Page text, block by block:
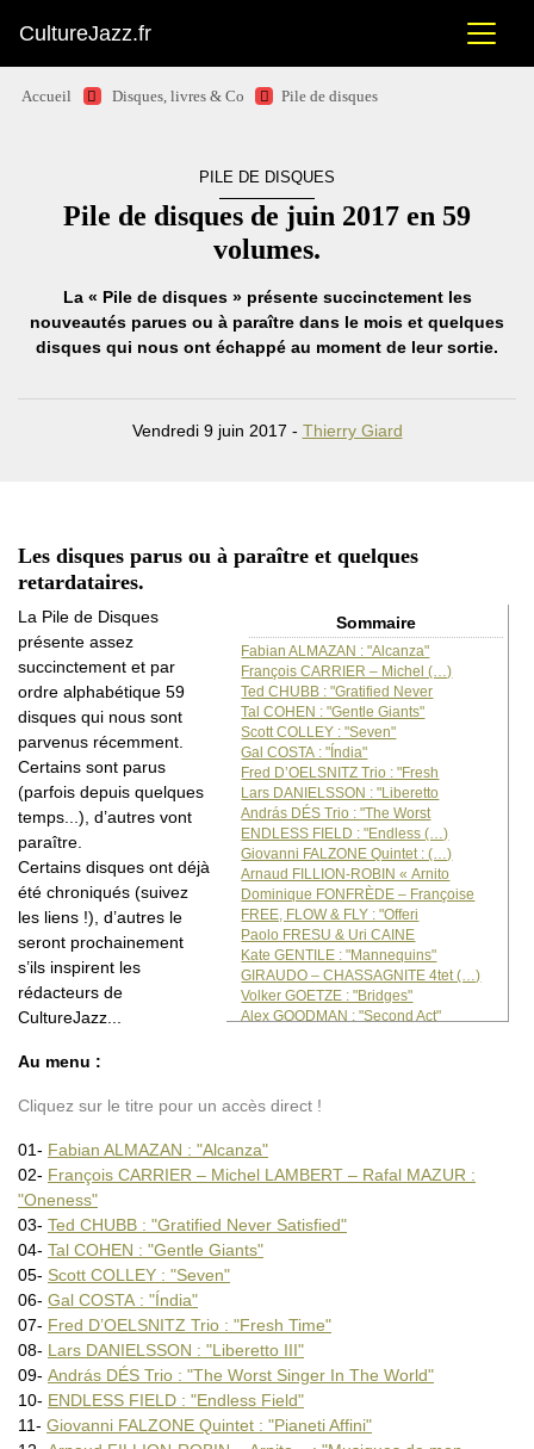
CultureJazz.fr
Accueil Disques, livres & Co Pile de disques
PILE DE DISQUES
Pile de disques de juin 2017 en 59
volumes.
La « Pile de disques » présente succinctement les
nouveautés parues ou à paraître dans le mois et quelques
disques qui nous ont échappé au moment de leur sortie.
Vendredi 9 juin 2017 - Thierry Giard
Les disques parus ou à paraître et quelques
retardataires.
Sommaire
Fabian ALMAZAN : "Alcanza"
François CARRIER – Michel (…)
Ted CHUBB : "Gratified Never
Tal COHEN : "Gentle Giants"
Scott COLLEY : "Seven"
Gal COSTA : "Índia"
Fred D’OELSNITZ Trio : "Fresh
Lars DANIELSSON : "Liberetto
András DÉS Trio : "The Worst
ENDLESS FIELD : "Endless (…)
Giovanni FALZONE Quintet : (…)
Arnaud FILLION-ROBIN « Arnito
Dominique FONFRÈDE – Françoise
FREE, FLOW & FLY : "Offeri
Paolo FRESU & Uri CAINE
Kate GENTILE : "Mannequins"
GIRAUDO – CHASSAGNITE 4tet (…)
Volker GOETZE : "Bridges"
Alex GOODMAN : "Second Act"
Ian LASSERRE : "Sonoridade (…)
LES DOIGTS DE L’HOMME : (…)
Thierry MAILLARD : "Alone"
Raul MIDÓN : "Bad Ass and (…)
Farnell NEWTON : "Back To (…)
Himiko PAGANOTTI : "Nebula"
PARISIEN – PEIRANI – SCHAERER
Aaron PARKS : "Find The Way"
Ivo PERELMAN – Matthew SHIPP
The Oscar PETERSON Trio : (…)
Roberto PIANCA : "Sub Rosa"
REIS – DEMUTH – WILTGEN : (…)
La Pile de Disques
présente assez
succinctement et par
ordre alphabétique 59
disques qui nous sont
parvenus récemment.
Certains sont parus
(parfois depuis quelques
temps...), d’autres vont
paraître.
Certains disques ont déjà
été chroniqués (suivez
les liens !), d’autres le
seront prochainement
s’ils inspirent les
rédacteurs de
CultureJazz...
Au menu :
Cliquez sur le titre pour un accès direct !
01- Fabian ALMAZAN : "Alcanza"
02- François CARRIER – Michel LAMBERT – Rafal MAZUR :
"Oneness"
03- Ted CHUBB : "Gratified Never Satisfied"
04- Tal COHEN : "Gentle Giants"
05- Scott COLLEY : "Seven"
06- Gal COSTA : "Índia"
07- Fred D’OELSNITZ Trio : "Fresh Time"
08- Lars DANIELSSON : "Liberetto III"
09- András DÉS Trio : "The Worst Singer In The World"
10- ENDLESS FIELD : "Endless Field"
11- Giovanni FALZONE Quintet : "Pianeti Affini"